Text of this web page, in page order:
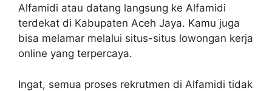
Alfamidi atau datang langsung ke Alfamidi
terdekat di Kabupaten Aceh Jaya. Kamu juga
bisa melamar melalui situs-situs lowongan kerja
online yang terpercaya.
Ingat, semua proses rekrutmen di Alfamidi tidak